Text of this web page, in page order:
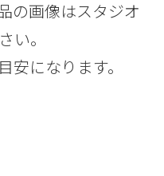
の画像はスタジオ
い。
安になります。